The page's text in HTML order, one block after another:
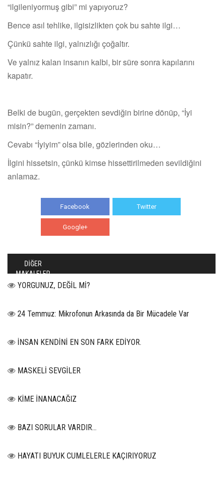
“ilgileniyormuş gibi” mi yapıyoruz?
Bence asıl tehlike, ilgisizlikten çok bu sahte ilgi…
Çünkü sahte ilgi, yalnızlığı çoğaltır.
Ve yalnız kalan insanın kalbi, bir süre sonra kapılarını
kapatır.
Belki de bugün, gerçekten sevdiğin birine dönüp, “İyi
misin?” demenin zamanı.
Cevabı “İyiyim” olsa bile, gözlerinden oku…
İlgini hissetsin, çünkü kimse hissettirilmeden sevildiğini
anlamaz.
Facebook Twitter
Google+
DİĞER
MAKALELER
YORGUNUZ, DEĞİL Mİ?
24 Temmuz: Mikrofonun Arkasında da Bir Mücadele Var
İNSAN KENDİNİ EN SON FARK EDİYOR.
MASKELİ SEVGİLER
KİME İNANACAĞIZ
BAZI SORULAR VARDIR…
HAYATI BUYUK CUMLELERLE KAÇIRIYORUZ